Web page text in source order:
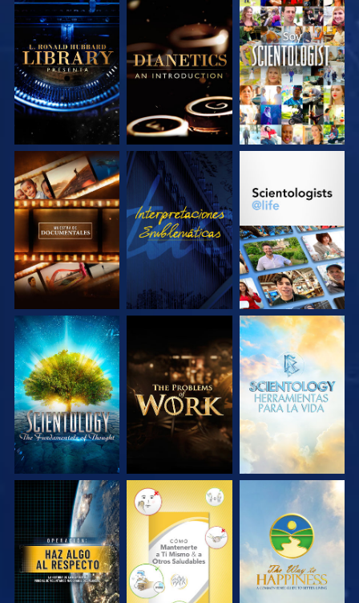
EXPLORA LAS
SERIES
EXPLORA LAS
SERIES
VE
EXPLORA LAS
SERIES
VE
EXPLORA LAS
EXPLORA LAS
SERIES
EXPLORA LAS
SERIES
EXPLORA LAS
SERIES
VE VE VE